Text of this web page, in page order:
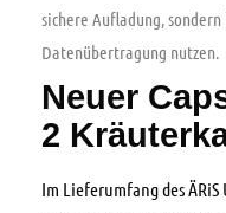
sichere Aufladung,
Datenübertragung nutzen.
Neuer
2
Im Lieferumfang des